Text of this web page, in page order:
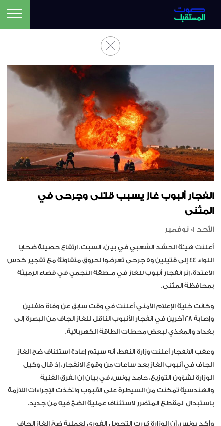
انفجار أنبوب غاز يسبب قتلى وجرحى في
المثنى
الأحد 01 نوفمبر
أعلنت هيئة الحشد الشعبي في بيان، السبت، ارتفاع حصيلة ضحايا
اللواء 44 إلى قتيلين و5 جرحى تعرضوا لحروق متفاوتة مع تفجير كدس
الأعتدة، إثر انفجار أنبوب للغاز في منطقة النجمي في قضاء الرميثة
بمحافظة المثنى.
وكانت خلية الإعلام الأمني أعلنت في وقت سابق عن وفاة طفلين
وإصابة 28 آخرين في انفجار الأنبوب الناقل للغاز الجاف من البصرة إلى
بغداد والمغذي لبعض محطات الطاقة الكهربائية.
وعقب الانفجار أعلنت وزارة النفط، أنه سيتم إعادة استئناف ضخ الغاز
الجاف في أنبوب الغاز بعد ساعات من وقوع الانفجار، إذ قال وكيل
الوزارة لشؤون التوزيع، حامد يونس، في بيان إن الفرق الفنية
والهندسية تمكنت من السيطرة على الأنبوب واتخذت الإجراءات اللازمة
باستبدال المقطع المتضرر لاستئناف عملية الضخ فيه من جديد.
وأكد يونس، أن الوزارة قررت التحويل الفوري لعملية ضخ الغاز الجاف